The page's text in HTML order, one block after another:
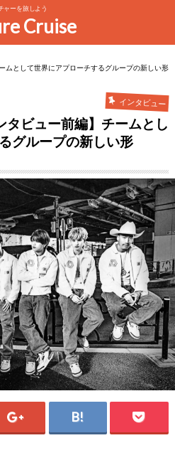
ャーを旅しよう
Cruise
ムとして世界にアプローチするグループの新しい形
インタビュー
タビュー前編】チームとし
グループの新しい形